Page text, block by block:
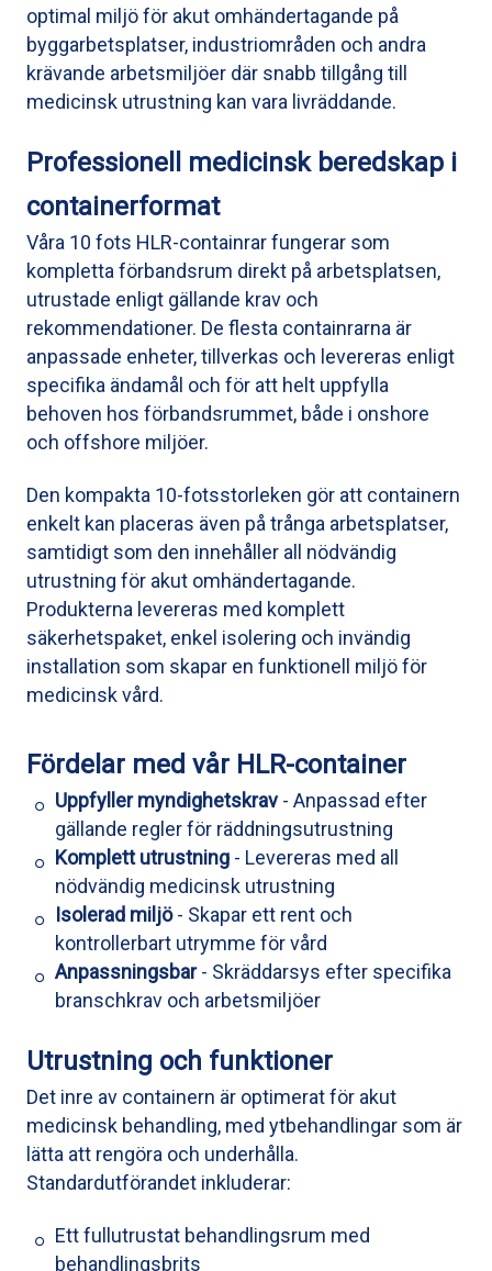
optimal miljö för akut omhändertagande på
byggarbetsplatser, industriområden och andra
krävande arbetsmiljöer där snabb tillgång till
medicinsk utrustning kan vara livräddande.
Professionell medicinsk beredskap i
containerformat
Våra 10 fots HLR-containrar fungerar som
kompletta förbandsrum direkt på arbetsplatsen,
utrustade enligt gällande krav och
rekommendationer. De flesta containrarna är
anpassade enheter, tillverkas och levereras enligt
specifika ändamål och för att helt uppfylla
behoven hos förbandsrummet, både i onshore
och offshore miljöer.
Den kompakta 10-fotsstorleken gör att containern
enkelt kan placeras även på trånga arbetsplatser,
samtidigt som den innehåller all nödvändig
utrustning för akut omhändertagande.
Produkterna levereras med komplett
säkerhetspaket, enkel isolering och invändig
installation som skapar en funktionell miljö för
medicinsk vård.
Fördelar med vår HLR-container
Uppfyller myndighetskrav- Anpassad efter
gällande regler för räddningsutrustning
Komplett utrustning - Levereras med all
nödvändig medicinsk utrustning
Isolerad miljö- Skapar ett rent och
kontrollerbart utrymme för vård
Anpassningsbar- Skräddarsys efter specifika
branschkrav och arbetsmiljöer
Utrustning och funktioner
Det inre av containern är optimerat för akut
medicinsk behandling, med ytbehandlingar som är
lätta att rengöra och underhålla.
Standardutförandet inkluderar:
Ett fullutrustat behandlingsrum med
behandlingsbrits